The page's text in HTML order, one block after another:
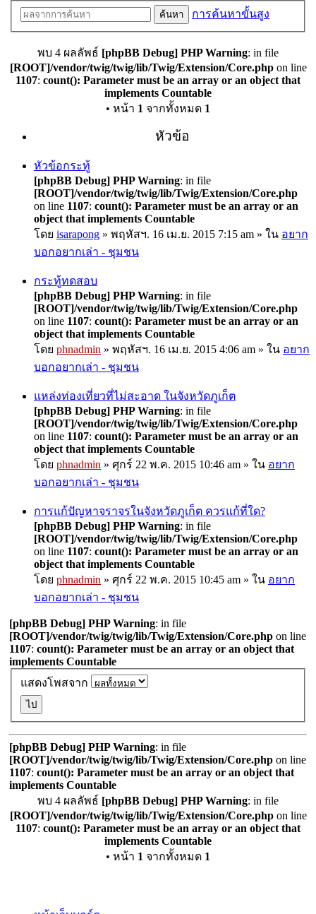
ค้นหา การค้นหาขั้นสูง
พบ 4 ผลลัพธ์ [phpBB Debug] PHP Warning: in file
[ROOT]/vendor/twig/twig/lib/Twig/Extension/Core.phpon line
1107: count(): Parameter must be an array or an object that
implements Countable
• หน้า 1 จากทั้งหมด 1
หัวข้อ
หัวข้อกระทู้
[phpBB Debug] PHP Warning: in file
[ROOT]/vendor/twig/twig/lib/Twig/Extension/Core.php
on line 1107: count(): Parameter must be an array or an
object that implements Countable
โดย isarapong » พฤหัสฯ. 16 เม.ย. 2015 7:15 am » ใน อยาก
บอกอยากเล่า - ชุมชน
กระทู้ทดสอบ
[phpBB Debug] PHP Warning: in file
[ROOT]/vendor/twig/twig/lib/Twig/Extension/Core.php
on line 1107: count(): Parameter must be an array or an
object that implements Countable
โดย phnadmin » พฤหัสฯ. 16 เม.ย. 2015 4:06 am » ใน อยาก
บอกอยากเล่า - ชุมชน
แหล่งท่องเที่ยวที่ไม่สะอาด ในจังหวัดภูเก็ต
[phpBB Debug] PHP Warning: in file
[ROOT]/vendor/twig/twig/lib/Twig/Extension/Core.php
on line 1107: count(): Parameter must be an array or an
object that implements Countable
โดย phnadmin » ศุกร์ 22 พ.ค. 2015 10:46 am » ใน อยาก
บอกอยากเล่า - ชุมชน
การแก้ปัญหาจราจรในจังหวัดภูเก็ต ควรแก้ที่ใด?
[phpBB Debug] PHP Warning: in file
[ROOT]/vendor/twig/twig/lib/Twig/Extension/Core.php
on line 1107: count(): Parameter must be an array or an
object that implements Countable
โดย phnadmin » ศุกร์ 22 พ.ค. 2015 10:45 am » ใน อยาก
บอกอยากเล่า - ชุมชน
[phpBB Debug] PHP Warning: in file
[ROOT]/vendor/twig/twig/lib/Twig/Extension/Core.php on line
1107: count(): Parameter must be an array or an object that
implements Countable
แสดงโพสจาก
[phpBB Debug] PHP Warning: in file
[ROOT]/vendor/twig/twig/lib/Twig/Extension/Core.php on line
1107: count(): Parameter must be an array or an object that
implements Countable
พบ 4 ผลลัพธ์ [phpBB Debug] PHP Warning: in file
[ROOT]/vendor/twig/twig/lib/Twig/Extension/Core.phpon line
1107: count(): Parameter must be an array or an object that
implements Countable
• หน้า 1 จากทั้งหมด 1